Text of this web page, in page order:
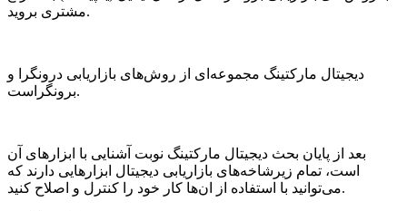
مشتری بروید.
دیجیتال مارکتینگ مجموعه‌ای از روش‌های بازاریابی درونگرا و
برونگراست.
بعد از پایان بحث دیجیتال مارکتینگ نوبت آشنایی با ابزارهای آن
است، تمام زیرشاخه‌های بازاریابی دیجیتال ابزارهایی دارند که
می‌توانید با استفاده از ان‌ها کار خود را کنترل و اصلاح کنید.